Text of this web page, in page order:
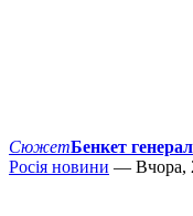
СюжетБенкет
Росія новини — Вчора,